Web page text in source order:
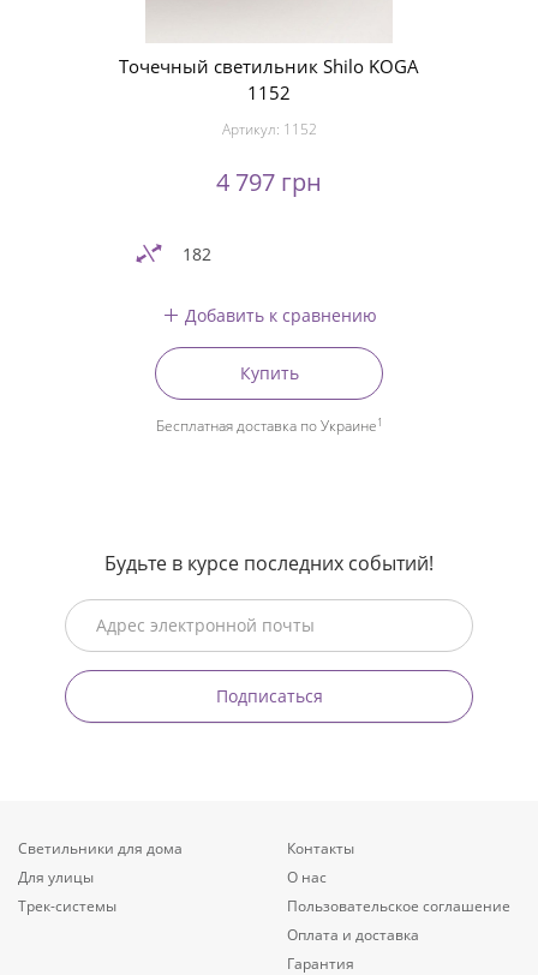
Точечный светильник Shilo KOGA
1152
Артикул: 1152
4 797 грн
182
Добавить к сравнению
Купить
Бесплатная доставка по Украине1
Будьте в курсе последних событий!
Подписаться
Светильники для дома
Для улицы
Трек-системы
Контакты
О нас
Пользовательское соглашение
Оплата и доставка
Гарантия